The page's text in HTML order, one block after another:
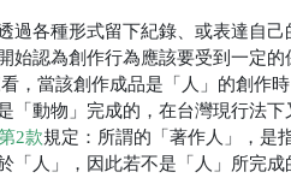
過各種形式留下紀錄、或表達自
始認為創作行為應該要受到一定
，當該創作成品是「人」的創作
「動物」完成的，在台灣現行法下
2款規定：所謂的「著作人」，是
「人」，因此若不是「人」所完